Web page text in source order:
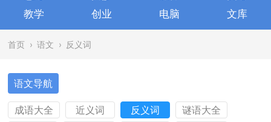
教学
创业 电脑 文库
首页 › 语文 › 反义词
语文导航
成语大全 近义词 反义词
谜语大全